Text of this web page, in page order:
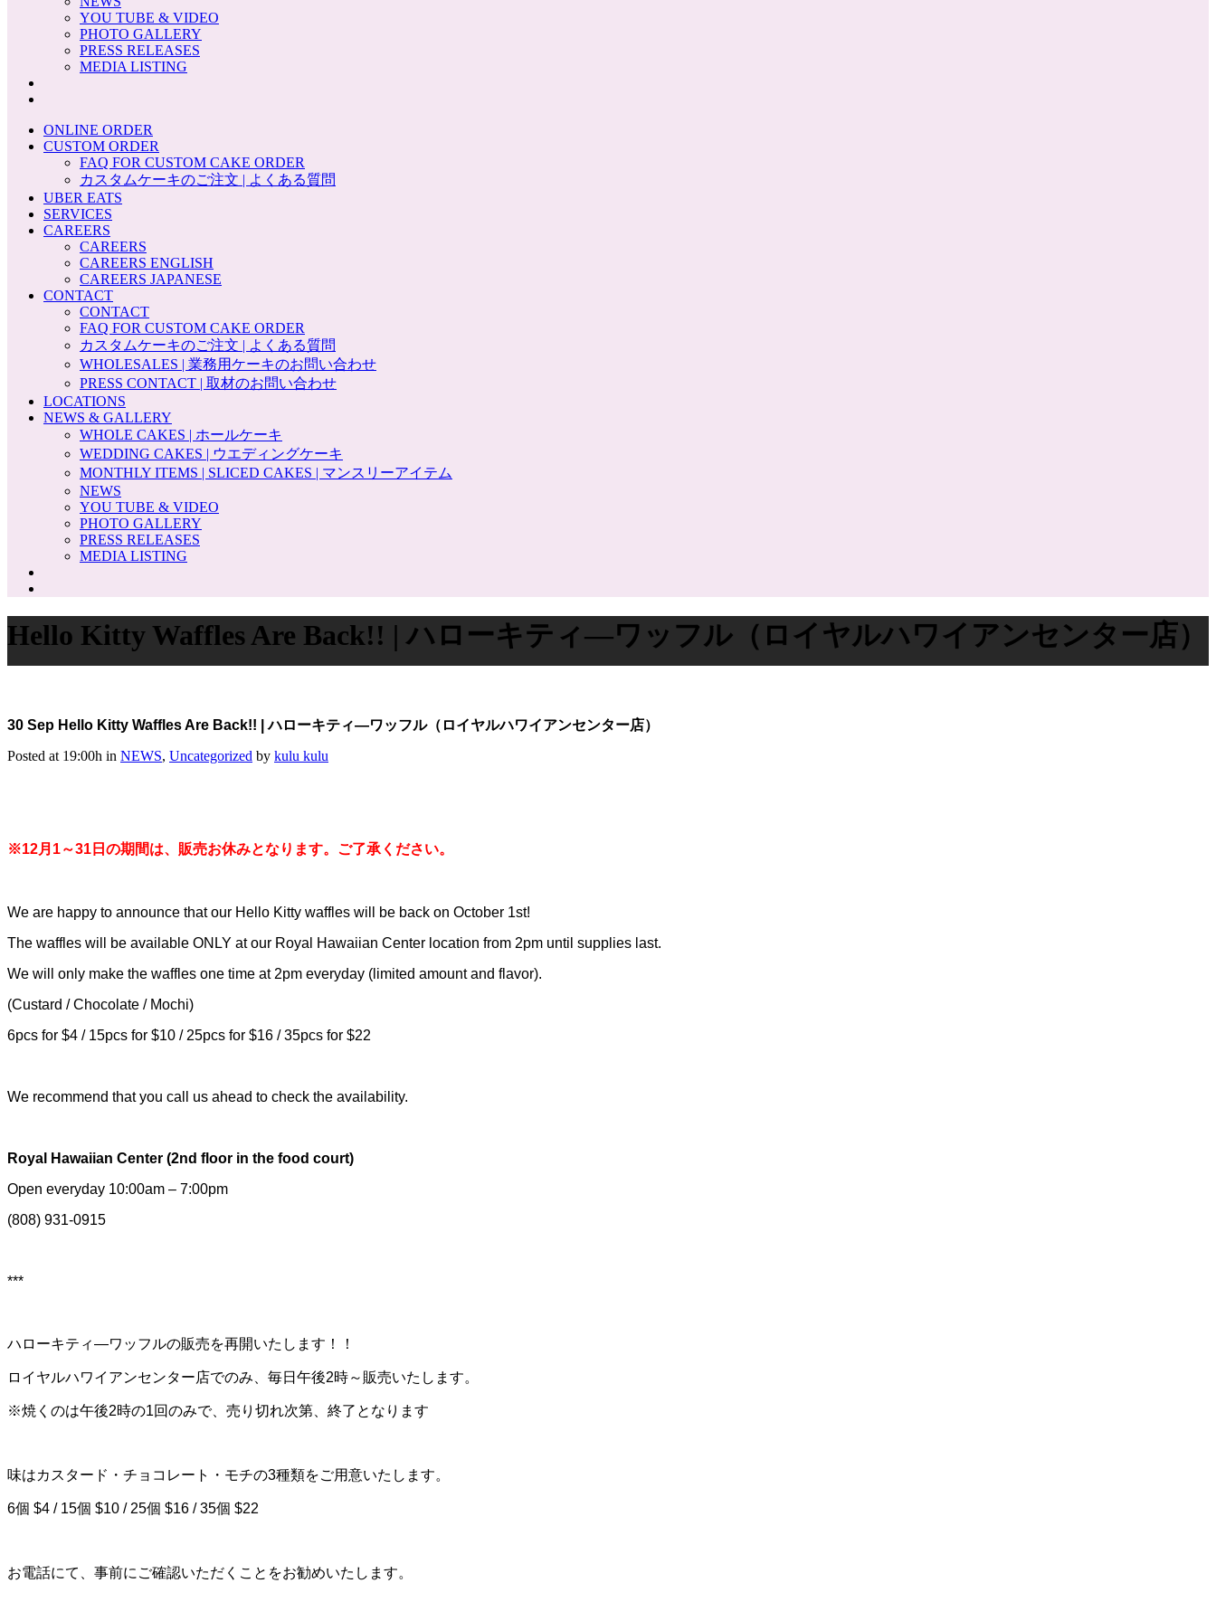
YOU TUBE & VIDEO
PHOTO GALLERY
PRESS RELEASES
MEDIA LISTING
ONLINE ORDER
CUSTOM ORDER
FAQ FOR CUSTOM CAKE ORDER
カスタムケーキのご注文 | よくある質問
UBER EATS
SERVICES
CAREERS
CAREERS
CAREERS ENGLISH
CAREERS JAPANESE
CONTACT
CONTACT
FAQ FOR CUSTOM CAKE ORDER
カスタムケーキのご注文 | よくある質問
WHOLESALES | 業務用ケーキのお問い合わせ
PRESS CONTACT | 取材のお問い合わせ
LOCATIONS
NEWS & GALLERY
WHOLE CAKES | ホールケーキ
WEDDING CAKES | ウエディングケーキ
MONTHLY ITEMS | SLICED CAKES | マンスリーアイテム
NEWS
YOU TUBE & VIDEO
PHOTO GALLERY
PRESS RELEASES
MEDIA LISTING
Hello Kitty Waffles Are Back!! | ハローキティ―ワッフル（ロイヤルハワイアンセンター店）
30 Sep Hello Kitty Waffles Are Back!! | ハローキティ―ワッフル（ロイヤルハワイアンセンター店）
Posted at 19:00h in NEWS, Uncategorized by kulu kulu
※12月1～31日の期間は、販売お休みとなります。ご了承ください。
We are happy to announce that our Hello Kitty waffles will be back on October 1st!
The waffles will be available ONLY at our Royal Hawaiian Center location from 2pm until supplies last.
We will only make the waffles one time at 2pm everyday (limited amount and flavor).
(Custard / Chocolate / Mochi)
6pcs for $4 / 15pcs for $10 / 25pcs for $16 / 35pcs for $22
We recommend that you call us ahead to check the availability.
Royal Hawaiian Center (2nd floor in the food court)
Open everyday 10:00am – 7:00pm
(808) 931-0915
***
ハローキティ―ワッフルの販売を再開いたします！！
ロイヤルハワイアンセンター店でのみ、毎日午後2時～販売いたします。
※焼くのは午後2時の1回のみで、売り切れ次第、終了となります
味はカスタード・チョコレート・モチの3種類をご用意いたします。
6個 $4 / 15個 $10 / 25個 $16 / 35個 $22
お電話にて、事前にご確認いただくことをお勧めいたします。